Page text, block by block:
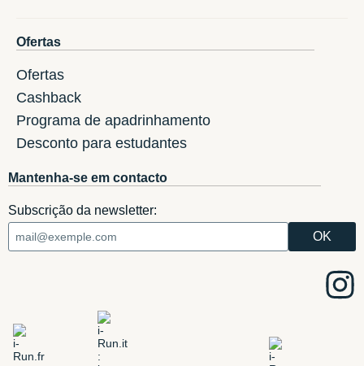
Ofertas
Ofertas
Cashback
Programa de apadrinhamento
Desconto para estudantes
Mantenha-se em contacto
Subscrição da newsletter: